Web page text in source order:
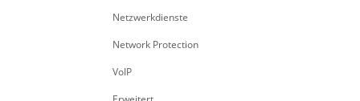
Netzwerkdienste
Network Protection
VoIP